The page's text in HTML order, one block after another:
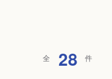
全 28 件